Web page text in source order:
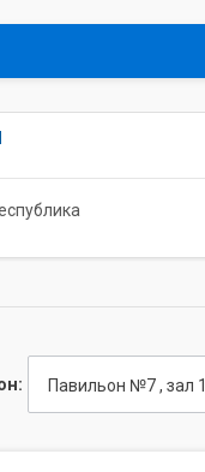
Павильон №7 , зал 1